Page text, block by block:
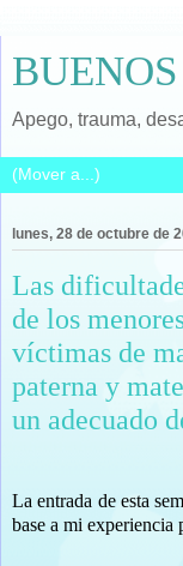
Apego, trauma,
lunes, 28 de octubre de
Las
de los
víctimas de
paterna y
un adecuado
La entrada de esta
base a mi experiencia